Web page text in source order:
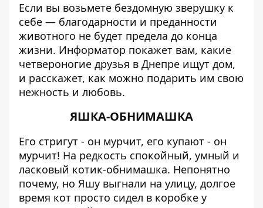
Если вы возьмете бездомную зверушку к
себе — благодарности и преданности
животного не будет предела до конца
жизни. Информатор покажет вам, какие
четвероногие друзья в Днепре ищут дом,
и расскажет, как можно подарить им свою
нежность и любовь.
ЯШКА-ОБНИМАШКА
Его стригут - он мурчит, его купают - он
мурчит! На редкость спокойный, умный и
ласковый котик-обнимашка. Непонятно
почему, но Яшу выгнали на улицу, долгое
время кот просто сидел в коробке у